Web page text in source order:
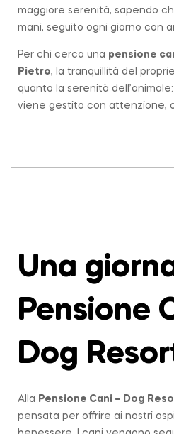
maggiore serenità, sapendo
mani, seguito ogni giorno con
Per chi cerca una pensione
Pietro, la tranquillità del
quanto la serenità
viene gestito con attenzione,
Una
Pensione
Dog
Alla Pensione Cani – Dog
pensata per offrire ai nostri